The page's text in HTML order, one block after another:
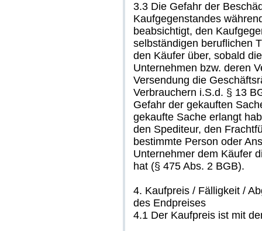
3.3 Die Gefahr der
Kaufgegenstandes
beabsichtigt, den
selbständigen beruflichen
den Käufer über, sobald
Unternehmen bzw. deren
Versendung die
Verbrauchern i.S.d. § 13
Gefahr der gekauften
gekaufte Sache erlangt
den Spediteur, den
bestimmte Person oder
Unternehmer dem Käufer
hat (§ 475 Abs. 2 BGB).
4. Kaufpreis / Fälligkeit /
des Endpreises
4.1 Der Kaufpreis ist mit